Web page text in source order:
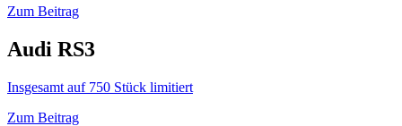
Zum Beitrag
Audi RS3
Insgesamt auf 750 Stück limitiert
Zum Beitrag